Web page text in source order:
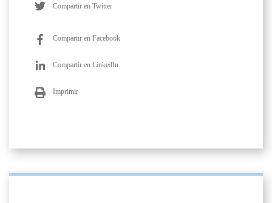
Compartir en Twitter
Compartir en Facebook
Compartir en LinkedIn
Imprimir